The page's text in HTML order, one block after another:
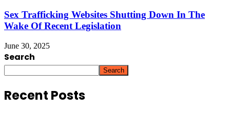
Sex Trafficking Websites Shutting Down In The
Wake Of Recent Legislation
June 30, 2025
Search
Search
Recent Posts